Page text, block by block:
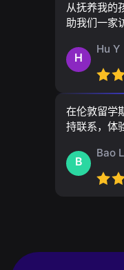
从抚养我的
助我们一家
H
Hu Y
在伦敦留学
持联系，体
B
Bao L